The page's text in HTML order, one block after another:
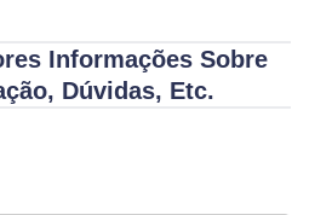
Informações Sobre
Dúvidas, Etc.